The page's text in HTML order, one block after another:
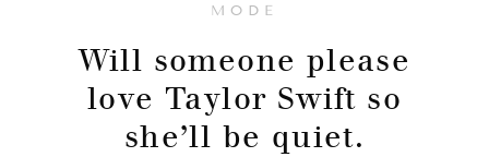
MODE
Will someone please
love Taylor Swift so
she’ll be quiet.